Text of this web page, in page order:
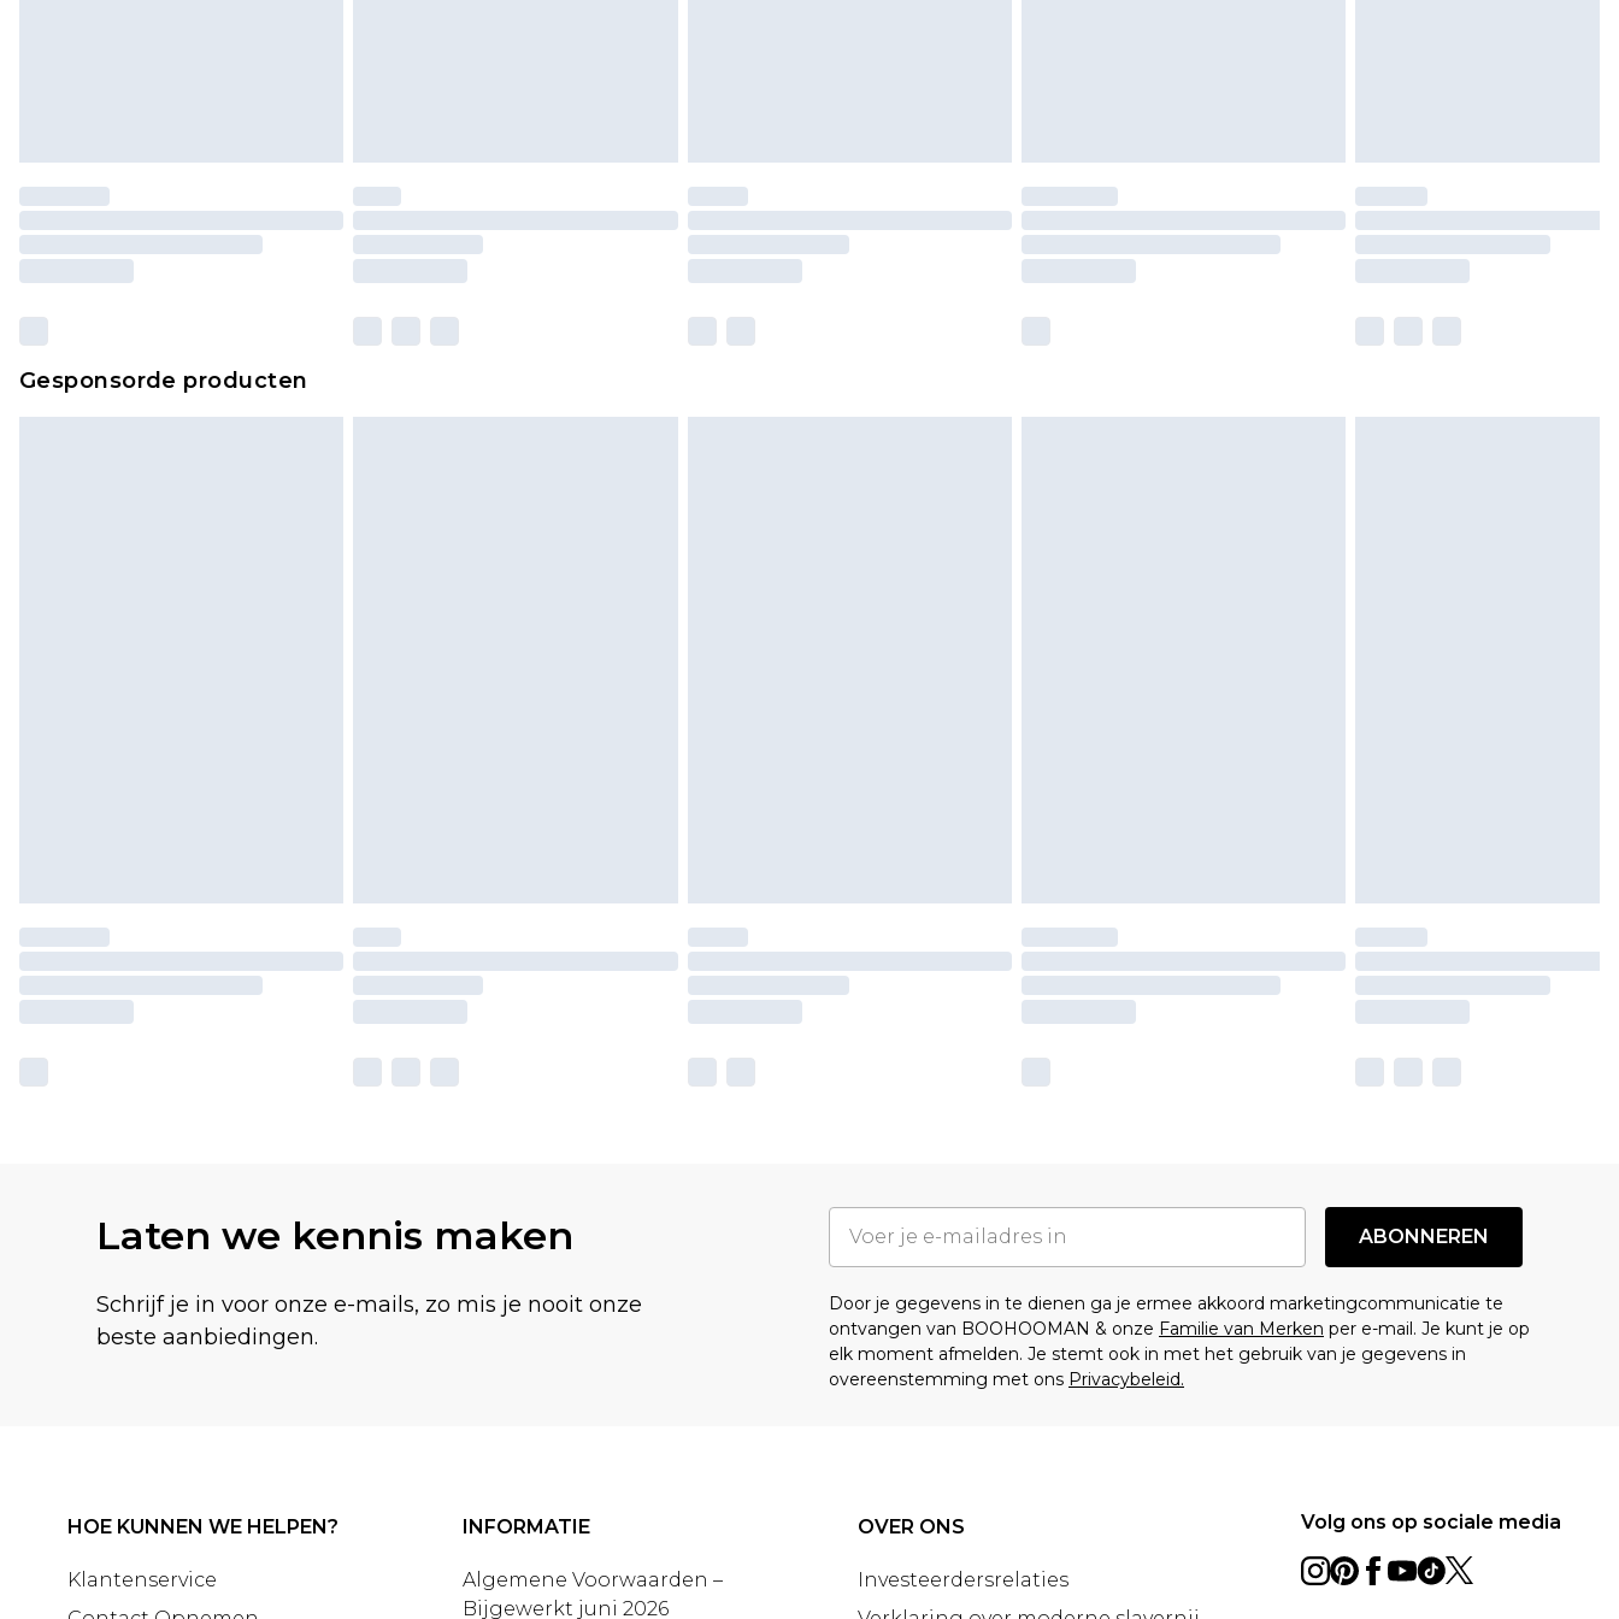
Gesponsorde producten
Laten we kennis maken
Schrijf je in voor onze e-mails, zo mis je nooit onze
beste aanbiedingen.
ABONNEREN
Door je gegevens in te dienen ga je ermee akkoord marketingcommunicatie te
ontvangen van BOOHOOMAN & onze Familie van Merken per e-mail. Je kunt je op
elk moment afmelden. Je stemt ook in met het gebruik van je gegevens in
overeenstemming met ons Privacybeleid.
HOE KUNNEN WE HELPEN?
Klantenservice
INFORMATIE
Algemene Voorwaarden –
Bijgewerkt juni 2026
OVER ONS
Investeerdersrelaties
Volg ons op sociale media